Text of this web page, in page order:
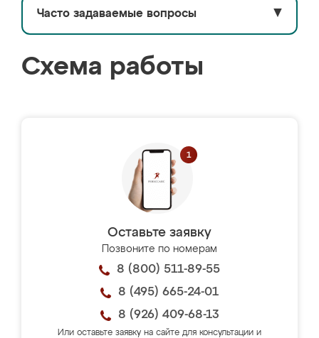
Часто задаваемые вопросы ▼
Схема работы
Оставьте заявку
Позвоните по номерам
8 (800) 511-89-55
8 (495) 665-24-01
8 (926) 409-68-13
Или оставьте заявку на сайте для консультации и